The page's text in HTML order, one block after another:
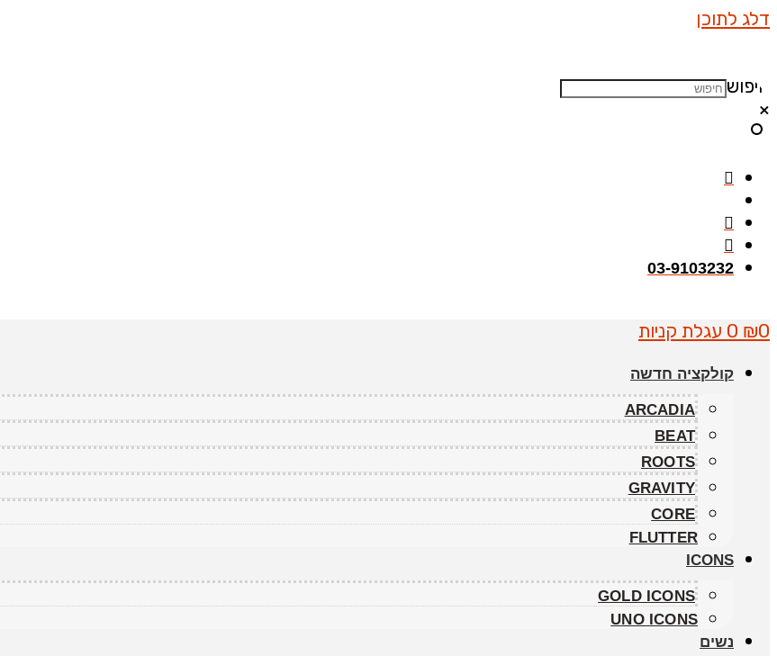
דלג לתוכן
חיפוש
×
03-9103232
₪0
0 עגלת קניות
קולקציה חדשה
ARCADIA
BEAT
ROOTS
GRAVITY
CORE
FLUTTER
ICONS
GOLD ICONS
UNO ICONS
נשים